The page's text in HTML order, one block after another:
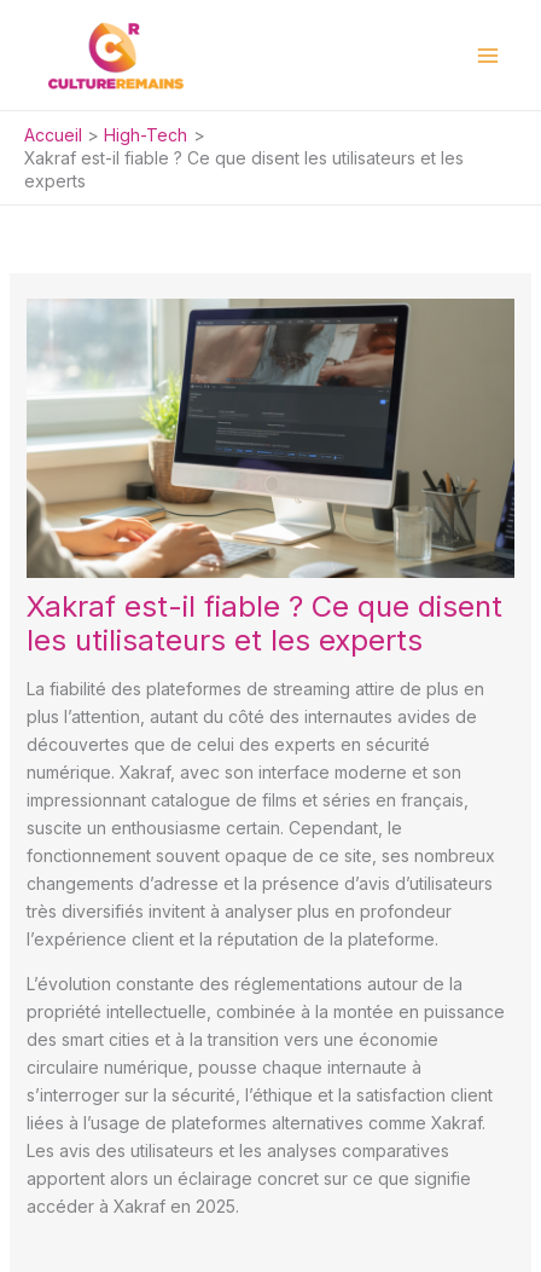
Accueil
High-Tech
Xakraf est-il fiable ? Ce que disent les utilisateurs et les
experts
Xakraf est-il fiable ? Ce que disent
les utilisateurs et les experts
La fiabilité des plateformes de streaming attire de plus en
plus l’attention, autant du côté des internautes avides de
découvertes que de celui des experts en sécurité
numérique. Xakraf, avec son interface moderne et son
impressionnant catalogue de films et séries en français,
suscite un enthousiasme certain. Cependant, le
fonctionnement souvent opaque de ce site, ses nombreux
changements d’adresse et la présence d’avis d’utilisateurs
très diversifiés invitent à analyser plus en profondeur
l’expérience client et la réputation de la plateforme.
L’évolution constante des réglementations autour de la
propriété intellectuelle, combinée à la montée en puissance
des smart cities et à la transition vers une économie
circulaire numérique, pousse chaque internaute à
s’interroger sur la sécurité, l’éthique et la satisfaction client
liées à l’usage de plateformes alternatives comme Xakraf.
Les avis des utilisateurs et les analyses comparatives
apportent alors un éclairage concret sur ce que signifie
accéder à Xakraf en 2025.